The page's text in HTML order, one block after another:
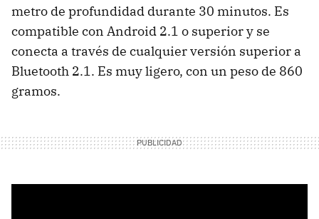
metro de profundidad durante 30 minutos. Es
compatible con Android 2.1 o superior y se
conecta a través de cualquier versión superior a
Bluetooth 2.1. Es muy ligero, con un peso de 860
gramos.